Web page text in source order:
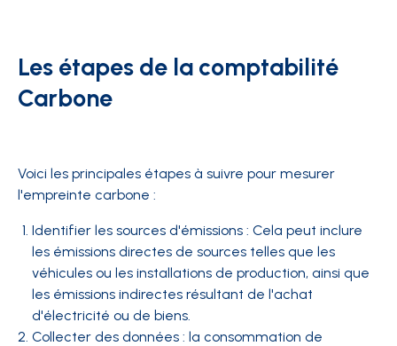
Les étapes de la comptabilité
Carbone
Voici les principales étapes à suivre pour mesurer
l'empreinte carbone :
Identifier les sources d'émissions : Cela peut inclure
les émissions directes de sources telles que les
véhicules ou les installations de production, ainsi que
les émissions indirectes résultant de l'achat
d'électricité ou de biens.
Collecter des données : la consommation de